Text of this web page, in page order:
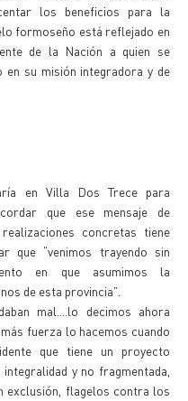
los beneficios para la
formoseño está reflejado en
de la Nación a quien se
en su misión integradora y de
en Villa Dos Trece para
que ese mensaje de
concretas tiene
que “venimos trayendo sin
en que asumimos la
de esta provincia”.
mal....lo decimos ahora
fuerza lo hacemos cuando
que tiene un proyecto
y no fragmentada,
exclusión, flagelos contra los